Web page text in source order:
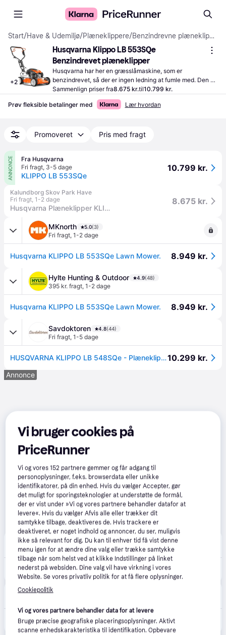
Start/Have & Udemiljø/Plæneklippere/ Benzindrevne plæneklippere
+2
Husqvarna Klippo LB 553SQe
Benzindrevet plæneklipper
Husqvarna har her en græsslåmaskine, som er
benzindrevet, så der er ingen ledning at fumle med. Den
laveste justerbare klippehøjde er 28 mm; ideel til at holde
plænen kortklippet.
Sammenlign priser fra8.675 kr.til10.799 kr.
Prøv fleksible betalinger med Lær hvordan
Promoveret Pris med fragt
ANNONCE
Fra Husqvarna
Fri fragt, 3-5 dage
KLIPPO LB 553SQe
10.799 kr.
Kalundborg Skov Park Have
Fri fragt, 1-2 dage
Husqvarna Plæneklipper KLIPPO LB 553 SQe.
8.675 kr.
MKnorth 5.0(3)
Fri fragt, 1-2 dage
Husqvarna KLIPPO LB 553SQe Lawn Mower. 8.949 kr.
Hylte Hunting & Outdoor 4.9(48)
395 kr. fragt, 1-2 dage
Husqvarna KLIPPO LB 553SQe Lawn Mower. 8.949 kr.
Savdoktoren 4.8(44)
Fri fragt, 1-5 dage
HUSQVARNA KLIPPO LB 548SQe - Plæneklippere10.299 kr.
Annonce
Lading Maskinforretning 5.0(2)
1-2 dage
Husqvarna KLIPPO LB 553SQe
Jongshøj Maskiner
HUSQVARNA-KLIPPO LB553SQe PLÆNEKLIPPER. 10.299 kr.
Vi bruger cookies på
PriceRunner
Vi og vores152 partnere gemmer og får adgang til
personoplysninger, f.eks. browserdata eller unikke
identifikatorer, på din enhed. Hvis du vælger Accepter, gør
det muligt for sporingsteknologier at understøtte de formål,
der er vist under »Vi og vores partnere behandler datafor at
levere«. Hvis du vælger Afvis alle eller trækker dit
samtykke tilbage, deaktiveres de. Hvis trackere er
deaktiveret, er noget indhold og annoncer, du ser, muligvis
ikke så relevant for dig. Du kan til enhver tid få vist denne
menu igen for at ændre dine valg eller trække samtykke
tilbage når som helst ved at klikke Indstillinger på linket
nederst på websiden. Dine valg vil have virkning i vores
Website. Se vores privatliv politik for at få flere oplysninger.
Cookiepolitik
Vi og vores partnere behandler data for at levere
Bruge præcise geografiske placeringsoplysninger. Aktivt
scanne enhedskarakteristika til identifikation. Opbevare